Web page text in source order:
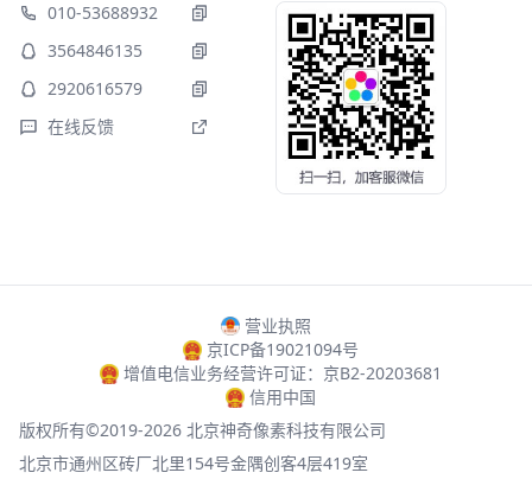
010-53688932
3564846135
2920616579
在线反馈
营业执照
京ICP备19021094号
增值电信业务经营许可证：京B2-20203681
信用中国
版权所有©2019-2026 北京神奇像素科技有限公司
北京市通州区砖厂北里154号金隅创客4层419室